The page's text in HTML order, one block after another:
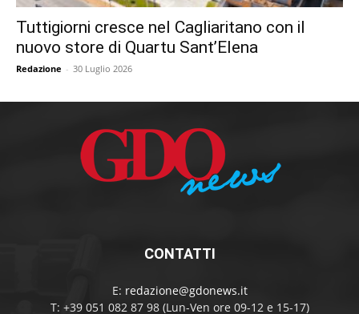
Tuttigiorni cresce nel Cagliaritano con il
nuovo store di Quartu Sant’Elena
Redazione - 30 Luglio 2026
CONTATTI
E: redazione@gdonews.it
T: +39 051 082 87 98 (Lun-Ven ore 09-12 e 15-17)